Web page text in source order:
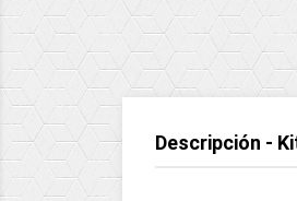
Descripción -